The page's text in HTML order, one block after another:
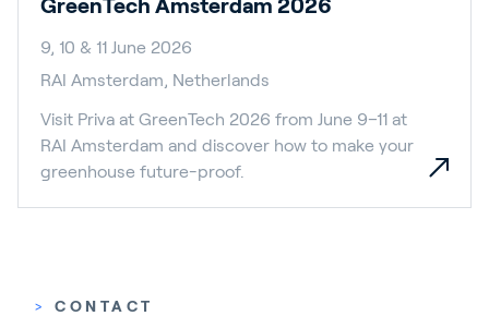
GreenTech Amsterdam 2026
9, 10 & 11 June 2026
RAI Amsterdam, Netherlands
Visit Priva at GreenTech 2026 from June 9–11 at
RAI Amsterdam and discover how to make your
greenhouse future-proof.
> CONTACT